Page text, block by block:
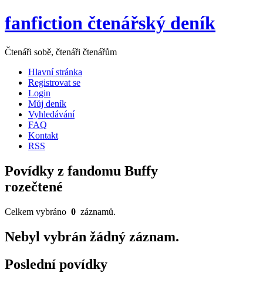
fanfiction čtenářský deník
Čtenáři sobě, čtenáři čtenářům
Hlavní stránka
Registrovat se
Login
Můj deník
Vyhledávání
FAQ
Kontakt
RSS
Povídky z fandomu Buffy
rozečtené
Celkem vybráno 0 záznamů.
Nebyl vybrán žádný záznam.
Poslední povídky